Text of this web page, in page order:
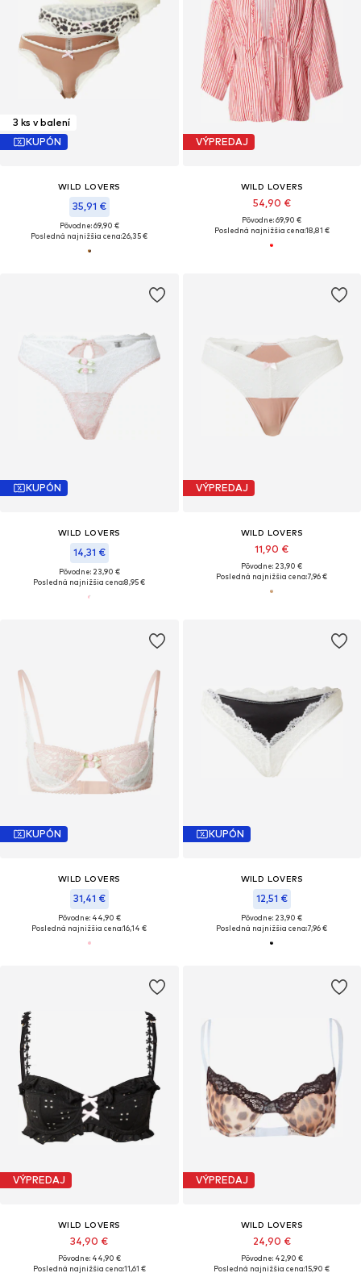
3 ks v balení
KUPÓN
WILD LOVERS
35,91 €
Pôvodne: 69,90 €
Posledná najnižšia cena:26,35 €
VÝPREDAJ
WILD LOVERS
54,90 €
Pôvodne: 69,90 €
Posledná najnižšia cena:18,81 €
KUPÓN
WILD LOVERS
14,31 €
Pôvodne: 23,90 €
Posledná najnižšia cena:8,95 €
VÝPREDAJ
WILD LOVERS
11,90 €
Pôvodne: 23,90 €
Posledná najnižšia cena:7,96 €
KUPÓN
WILD LOVERS
31,41 €
Pôvodne: 44,90 €
Posledná najnižšia cena:16,14 €
KUPÓN
WILD LOVERS
12,51 €
Pôvodne: 23,90 €
Posledná najnižšia cena:7,96 €
VÝPREDAJ
WILD LOVERS
34,90 €
Pôvodne: 44,90 €
Posledná najnižšia cena:11,61 €
VÝPREDAJ
WILD LOVERS
24,90 €
Pôvodne: 42,90 €
Posledná najnižšia cena:15,90 €